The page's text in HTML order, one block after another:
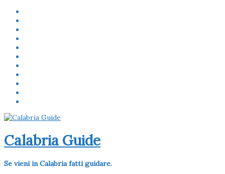
Calabria Guide
Se vieni in Calabria fatti guidare.